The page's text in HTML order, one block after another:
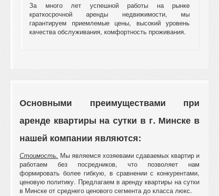
За много лет успешной работы на рынке
краткосрочной аренды недвижимости, мы
гарантируем приемлемые цены, высокий уровень
качества обслуживания, комфортность проживания.
Основными преимуществами при
аренде квартиры на сутки в г. Минске в
нашей компании являются:
Стоимость. Мы являемся хозяевами сдаваемых квартир и
работаем без посредников, что позволяет нам
формировать более гибкую, в сравнении с конкурентами,
ценовую политику. Предлагаем в аренду квартиры на сутки
в Минске от среднего ценового сегмента до класса люкс.